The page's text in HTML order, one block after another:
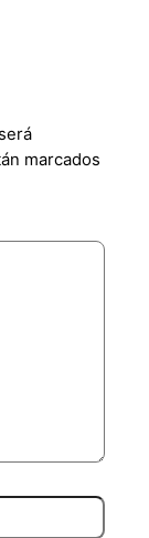
marcados